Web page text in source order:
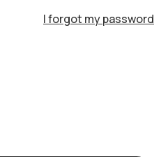
I forgot my password